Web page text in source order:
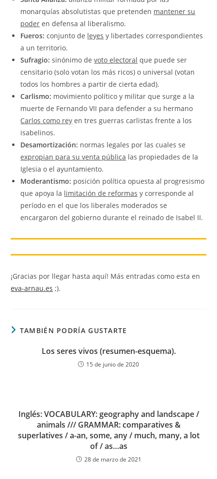
monarquías absolutistas que pretenden mantener su
poder en defensa al liberalismo.
Fueros: conjunto de leyes y libertades correspondientes
a un territorio.
Sufragio: sinónimo devoto electoral que puede ser
censitario (solo votan los más ricos) o universal (votan
todos los hombres a partir de cierta edad).
Carlismo: movimiento político y militar que surge a la
muerte de Fernando VII para defender a su hermano
Carlos como rey en tres guerras carlistas frente a los
isabelinos.
Desamortización: normas legales por las cuales se
expropian para su venta pública las propiedades de la
Iglesia o el ayuntamiento.
Moderantismo: posición política opuesta al progresismo
que apoya la limitación de reformas y corresponde al
período en el que los liberales moderados se
encargaron del gobierno durante el reinado de Isabel II.
¡Gracias por llegar hasta aquí! Más entradas como esta en
eva-arnau.es ;).
TAMBIÉN PODRÍA GUSTARTE
Los seres vivos (resumen-esquema).
15 de junio de 2020
Inglés: VOCABULARY: geography and landscape /
animals /// GRAMMAR: comparatives &
superlatives / a-an, some, any / much, many, a lot
of / as…as
28 de marzo de 2021